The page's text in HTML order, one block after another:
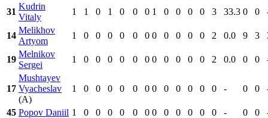
31
Kudrin
Vitaly
1 1 0 1 0 0 0 1 0 0 0 0 3 33.3 0 0
14
Melikhov
Artyom
1 0 0 0 0 0 0 0 0 0 0 0 2 0.0 9 3
19
Melnikov
Sergei
1 0 0 0 0 0 0 0 0 0 0 0 2 0.0 0 0
17
Mushtayev
Vyacheslav
(A)
1 0 0 0 0 0 0 0 0 0 0 0 0 - 0 0
45 Popov Daniil 1 0 0 0 0 0 0 0 0 0 0 0 0 - 0 0